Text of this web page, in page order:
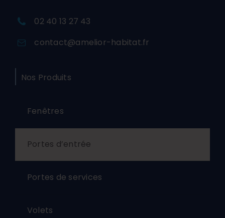
02 40 13 27 43
contact@amelior-habitat.fr
Nos Produits
Fenêtres
Portes d’entrée
Portes de services
Volets